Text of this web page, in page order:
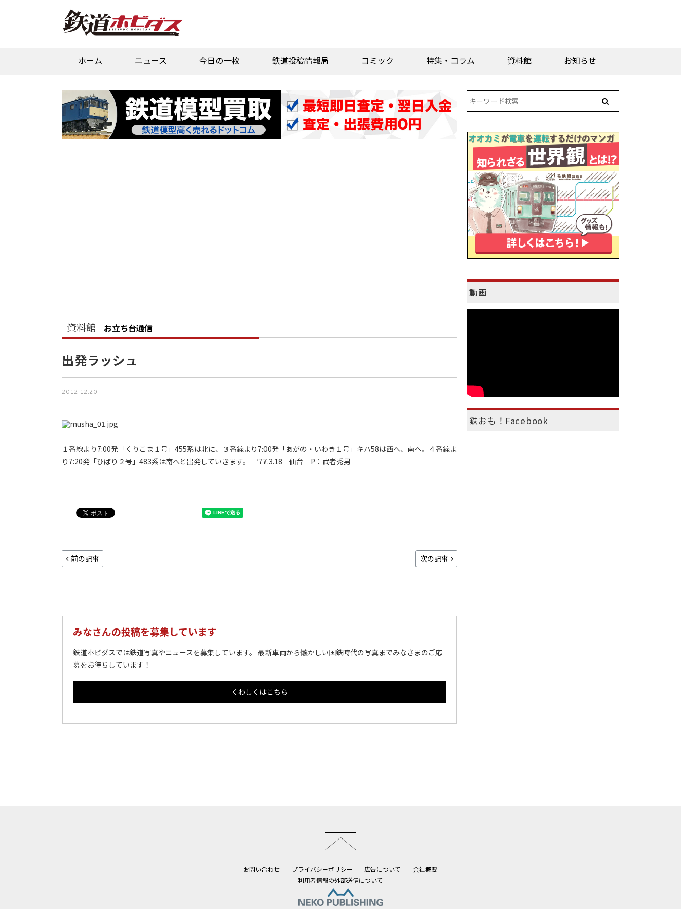
ホーム ニュース 今日の一枚 鉄道投稿情報局 コミック 特集・コラム 資料館 お知らせ
資料館 お立ち台通信
出発ラッシュ
2012.12.20
１番線より7:00発「くりこま１号」455系は北に、３番線より7:00発「あがの・いわき１号」キハ58は西へ、南へ。４番線よ
り7:20発「ひばり２号」483系は南へと出発していきます。 ’77.3.18 仙台 P：武者秀男
前の記事 次の記事
みなさんの投稿を募集しています
鉄道ホビダスでは鉄道写真やニュースを募集しています。 最新車両から懐かしい国鉄時代の写真までみなさまのご応
募をお待ちしています！
くわしくはこちら
動画
鉄おも！Facebook
お問い合わせ プライバシーポリシー 広告について
会社概要
利用者情報の外部送信について